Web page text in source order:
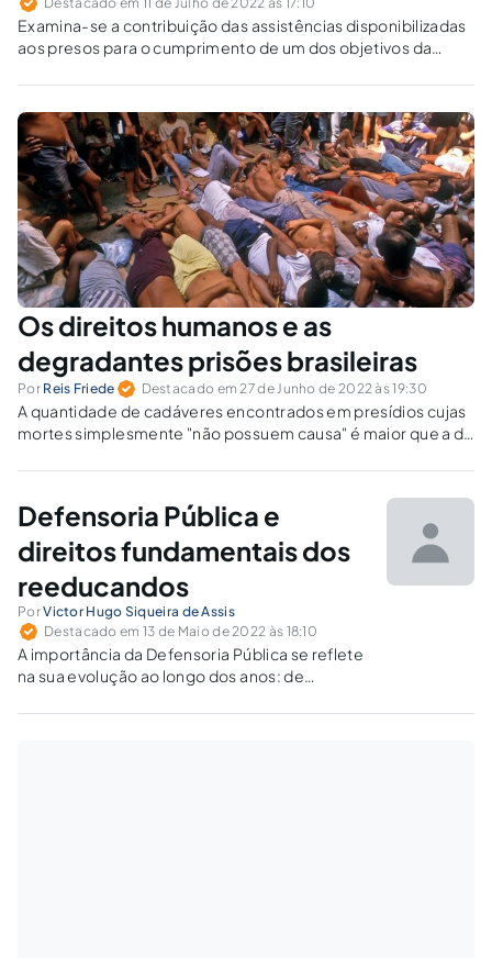
Examina-se a contribuição das assistências disponibilizadas
aos presos para o cumprimento de um dos objetivos da
Os direitos humanos e as
degradantes prisões brasileiras
Por Reis Friede Destacado em 27 de Junho de 2022 às 19:30
A quantidade de cadáveres encontrados em presídios cujas
mortes simplesmente "não possuem causa" é maior que a de
Defensoria Pública e
direitos fundamentais dos
reeducandos
PorVictor Hugo Siqueira de Assis
Destacado em 13 de Maio de 2022 às 18:10
A importância da Defensoria Pública se reflete
na sua evolução ao longo dos anos: de
função essencial à Justiça.